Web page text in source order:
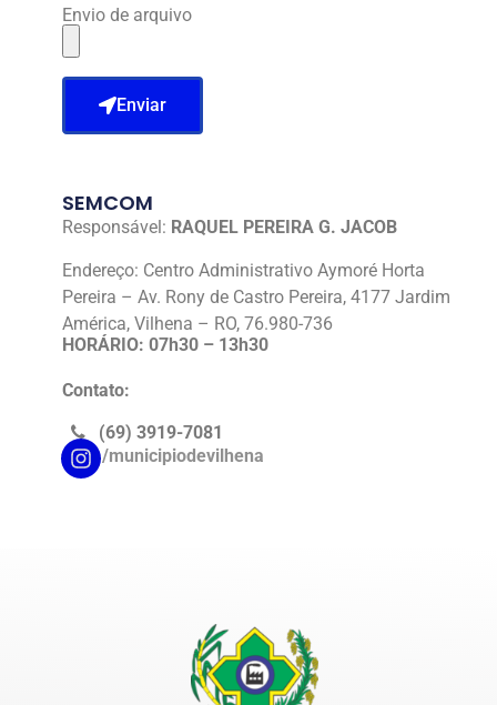
Envio de arquivo
Enviar
SEMCOM
Responsável: RAQUEL PEREIRA G. JACOB
Endereço: Centro Administrativo Aymoré Horta
Pereira – Av. Rony de Castro Pereira, 4177 Jardim
América, Vilhena – RO, 76.980-736
HORÁRIO: 07h30 – 13h30
Contato:
(69) 3919-7081
/municipiodevilhena